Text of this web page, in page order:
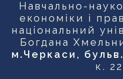
Навчально-
економіки і
національний
Богдана
м.Черкаси,
к.